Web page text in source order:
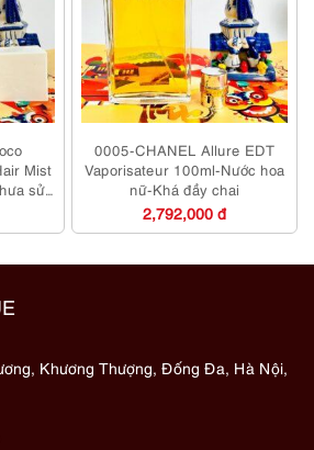
Mist
sử
0005-CHANEL Allure EDT
Vaporisateur 100ml-Nước hoa
nữ-Khá đầy chai
2,792,000 đ
Khương Thượng, Đống Đa, Hà Nội,